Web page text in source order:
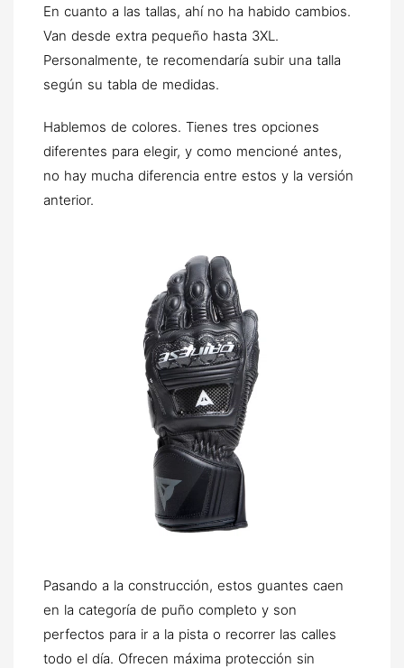
En cuanto a las tallas, ahí no ha habido cambios.
Van desde extra pequeño hasta 3XL.
Personalmente, te recomendaría subir una talla
según su tabla de medidas.
Hablemos de colores. Tienes tres opciones
diferentes para elegir, y como mencioné antes,
no hay mucha diferencia entre estos y la versión
anterior.
Pasando a la construcción, estos guantes caen
en la categoría de puño completo y son
perfectos para ir a la pista o recorrer las calles
todo el día. Ofrecen máxima protección sin